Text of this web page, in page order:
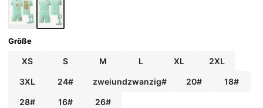
Größe
XS S M L XL 2XL
3XL 24# zweiundzwanzig# 20# 18#
28# 16# 26#